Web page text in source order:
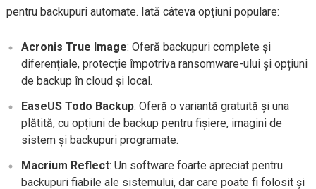
pentru backupuri automate. Iată câteva opțiuni populare:
Acronis True Image: Oferă backupuri complete și
diferențiale, protecție împotriva ransomware-ului și opțiuni
de backup în cloud și local.
EaseUS Todo Backup: Oferă o variantă gratuită și una
plătită, cu opțiuni de backup pentru fișiere, imagini de
sistem și backupuri programate.
Macrium Reflect: Un software foarte apreciat pentru
backupuri fiabile ale sistemului, dar care poate fi folosit și